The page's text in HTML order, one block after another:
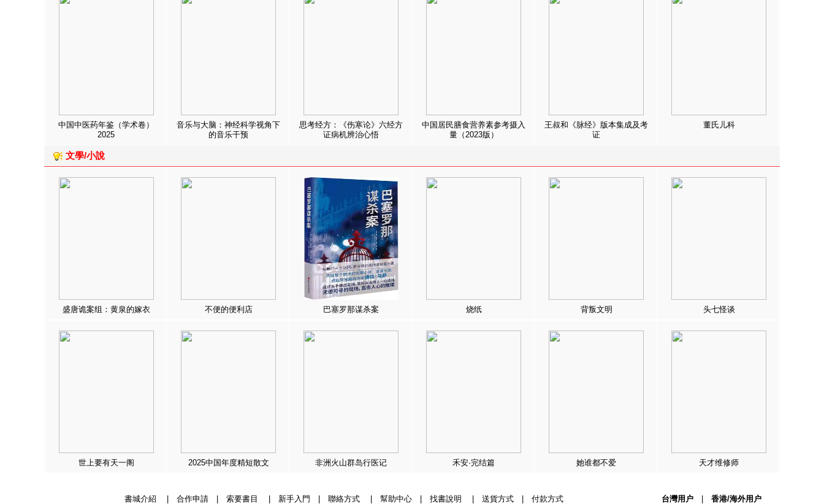
中国中医药年鉴（学术卷）
2025
音乐与大脑：神经科学视角下
的音乐干预
思考经方：《伤寒论》六经方
证病机辨治心悟
中国居民膳食营养素参考摄入
量（2023版）
王叔和《脉经》版本集成及考
证
董氏儿科
文學/小說
盛唐诡案组：黄泉的嫁衣 不便的便利店 巴塞罗那谋杀案 烧纸 背叛文明 头七怪谈
世上要有天一阁 2025中国年度精短散文 非洲火山群岛行医记 禾安·完结篇 她谁都不爱 天才维修师
書城介紹 合作申請| 索要書目 新手入門 聯絡方式| 幫助中心| 找書說明 送貨方式| 付款方式 台灣用户 香港/海外用户